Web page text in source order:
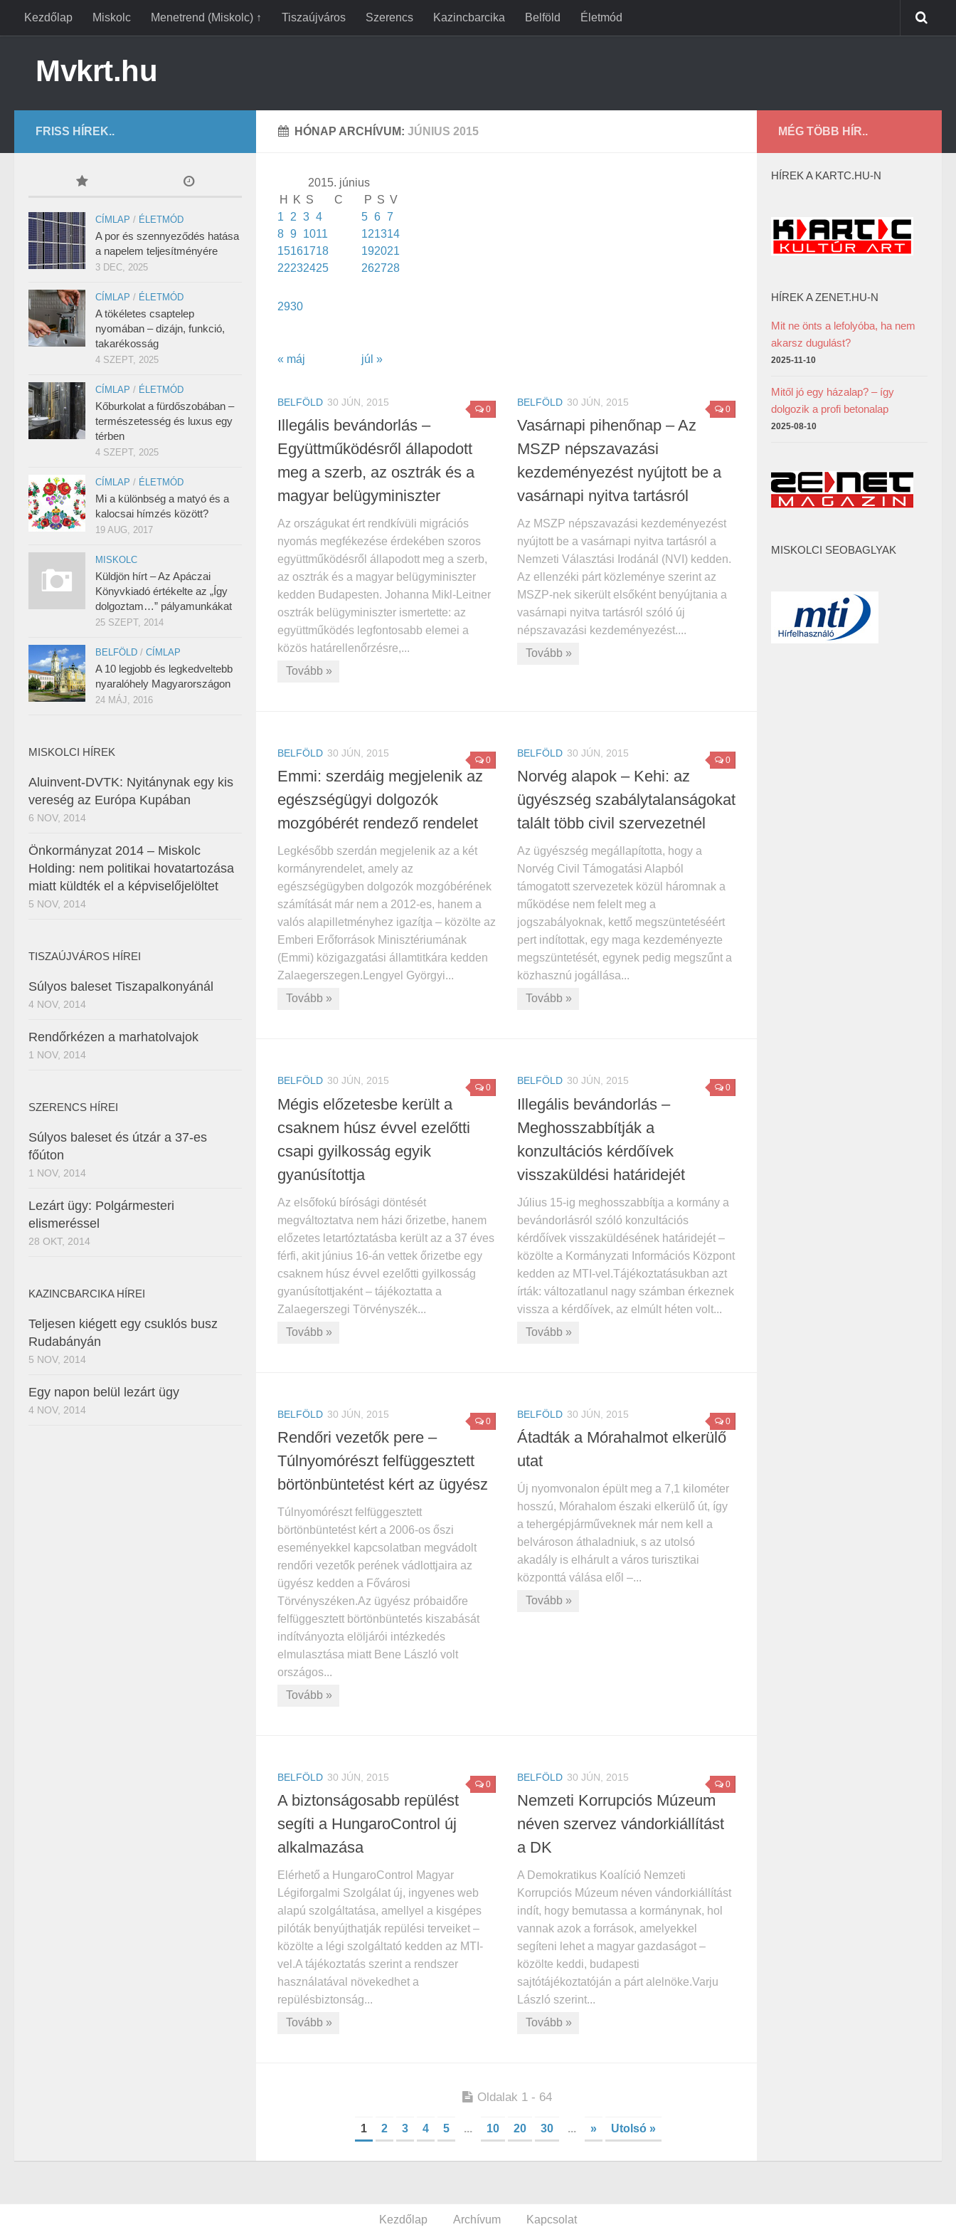
Kezdőlap Miskolc Menetrend (Miskolc) ↑ Tiszaújváros Szerencs Kazincbarcika Belföld Életmód
Mvkrt.hu
HÓNAP ARCHÍVUM: JÚNIUS 2015
2015. június
H
K S C P S V
« máj júl »
1 2 3 4 5 6 7
8 9 1011 121314
15161718 192021
22232425 262728
2930
0
BELFÖLD 30 JÚN, 2015
Illegális bevándorlás –
Együttműködésről állapodott
meg a szerb, az osztrák és a
magyar belügyminiszter
Az országukat ért rendkívüli migrációs
nyomás megfékezése érdekében szoros
együttműködésről állapodott meg a szerb,
az osztrák és a magyar belügyminiszter
kedden Budapesten. Johanna Mikl-Leitner
osztrák belügyminiszter ismertette: az
együttműködés legfontosabb elemei a
közös határellenőrzésre,...
Tovább »
0
BELFÖLD 30 JÚN, 2015
Vasárnapi pihenőnap – Az
MSZP népszavazási
kezdeményezést nyújtott be a
vasárnapi nyitva tartásról
Az MSZP népszavazási kezdeményezést
nyújtott be a vasárnapi nyitva tartásról a
Nemzeti Választási Irodánál (NVI) kedden.
Az ellenzéki párt közleménye szerint az
MSZP-nek sikerült elsőként benyújtania a
vasárnapi nyitva tartásról szóló új
népszavazási kezdeményezést....
Tovább »
0
BELFÖLD 30 JÚN, 2015
Emmi: szerdáig megjelenik az
egészségügyi dolgozók
mozgóbérét rendező rendelet
Legkésőbb szerdán megjelenik az a két
kormányrendelet, amely az
egészségügyben dolgozók mozgóbérének
számítását már nem a 2012-es, hanem a
valós alapilletményhez igazítja – közölte az
Emberi Erőforrások Minisztériumának
(Emmi) közigazgatási államtitkára kedden
Zalaegerszegen.Lengyel Györgyi...
Tovább »
0
BELFÖLD 30 JÚN, 2015
Norvég alapok – Kehi: az
ügyészség szabálytalanságokat
talált több civil szervezetnél
Az ügyészség megállapította, hogy a
Norvég Civil Támogatási Alapból
támogatott szervezetek közül háromnak a
működése nem felelt meg a
jogszabályoknak, kettő megszüntetéséért
pert indítottak, egy maga kezdeményezte
megszüntetését, egynek pedig megszűnt a
közhasznú jogállása...
Tovább »
0
BELFÖLD 30 JÚN, 2015
Mégis előzetesbe került a
csaknem húsz évvel ezelőtti
csapi gyilkosság egyik
gyanúsítottja
Az elsőfokú bírósági döntését
megváltoztatva nem házi őrizetbe, hanem
előzetes letartóztatásba került az a 37 éves
férfi, akit június 16-án vettek őrizetbe egy
csaknem húsz évvel ezelőtti gyilkosság
gyanúsítottjaként – tájékoztatta a
Zalaegerszegi Törvényszék...
Tovább »
0
BELFÖLD 30 JÚN, 2015
Illegális bevándorlás –
Meghosszabbítják a
konzultációs kérdőívek
visszaküldési határidejét
Július 15-ig meghosszabbítja a kormány a
bevándorlásról szóló konzultációs
kérdőívek visszaküldésének határidejét –
közölte a Kormányzati Információs Központ
kedden az MTI-vel.Tájékoztatásukban azt
írták: változatlanul nagy számban érkeznek
vissza a kérdőívek, az elmúlt héten volt...
Tovább »
0
BELFÖLD 30 JÚN, 2015
Rendőri vezetők pere –
Túlnyomórészt felfüggesztett
börtönbüntetést kért az ügyész
Túlnyomórészt felfüggesztett
börtönbüntetést kért a 2006-os őszi
eseményekkel kapcsolatban megvádolt
rendőri vezetők perének vádlottjaira az
ügyész kedden a Fővárosi
Törvényszéken.Az ügyész próbaidőre
felfüggesztett börtönbüntetés kiszabását
indítványozta elöljárói intézkedés
elmulasztása miatt Bene László volt
országos...
Tovább »
0
BELFÖLD 30 JÚN, 2015
Átadták a Mórahalmot elkerülő
utat
Új nyomvonalon épült meg a 7,1 kilométer
hosszú, Mórahalom északi elkerülő út, így
a tehergépjárműveknek már nem kell a
belvároson áthaladniuk, s az utolsó
akadály is elhárult a város turisztikai
központtá válása elől –...
Tovább »
0
BELFÖLD 30 JÚN, 2015
A biztonságosabb repülést
segíti a HungaroControl új
alkalmazása
Elérhető a HungaroControl Magyar
Légiforgalmi Szolgálat új, ingyenes web
alapú szolgáltatása, amellyel a kisgépes
pilóták benyújthatják repülési terveiket –
közölte a légi szolgáltató kedden az MTI-
vel.A tájékoztatás szerint a rendszer
használatával növekedhet a
repülésbiztonság...
Tovább »
0
BELFÖLD 30 JÚN, 2015
Nemzeti Korrupciós Múzeum
néven szervez vándorkiállítást
a DK
A Demokratikus Koalíció Nemzeti
Korrupciós Múzeum néven vándorkiállítást
indít, hogy bemutassa a kormánynak, hol
vannak azok a források, amelyekkel
segíteni lehet a magyar gazdaságot –
közölte keddi, budapesti
sajtótájékoztatóján a párt alelnöke.Varju
László szerint...
Tovább »
Oldalak 1 - 64
1 2 3 4 5 ... 10 20 30 ... » Utolsó »
FRISS HÍREK..
CÍMLAP / ÉLETMÓD
A por és szennyeződés hatása
a napelem teljesítményére
3 DEC, 2025
CÍMLAP / ÉLETMÓD
A tökéletes csaptelep
nyomában – dizájn, funkció,
takarékosság
4 SZEPT, 2025
CÍMLAP / ÉLETMÓD
Kőburkolat a fürdőszobában –
természetesség és luxus egy
térben
4 SZEPT, 2025
CÍMLAP / ÉLETMÓD
Mi a különbség a matyó és a
kalocsai hímzés között?
19 AUG, 2017
MISKOLC
Küldjön hírt – Az Apáczai
Könyvkiadó értékelte az „Így
dolgoztam…” pályamunkákat
25 SZEPT, 2014
BELFÖLD / CÍMLAP
A 10 legjobb és legkedveltebb
nyaralóhely Magyarországon
24 MÁJ, 2016
MISKOLCI HÍREK
Aluinvent-DVTK: Nyitánynak egy kis
vereség az Európa Kupában
6 NOV, 2014
Önkormányzat 2014 – Miskolc
Holding: nem politikai hovatartozása
miatt küldték el a képviselőjelöltet
5 NOV, 2014
TISZAÚJVÁROS HÍREI
Súlyos baleset Tiszapalkonyánál
4 NOV, 2014
Rendőrkézen a marhatolvajok
1 NOV, 2014
SZERENCS HÍREI
Súlyos baleset és útzár a 37-es
főúton
1 NOV, 2014
Lezárt ügy: Polgármesteri
elismeréssel
28 OKT, 2014
KAZINCBARCIKA HÍREI
Teljesen kiégett egy csuklós busz
Rudabányán
5 NOV, 2014
Egy napon belül lezárt ügy
4 NOV, 2014
MÉG TÖBB HÍR..
HÍREK A KARTC.HU-N
HÍREK A ZENET.HU-N
Mit ne önts a lefolyóba, ha nem
akarsz dugulást?
2025-11-10
Mitől jó egy házalap? – így
dolgozik a profi betonalap
2025-08-10
MISKOLCI SEOBAGLYAK
Kezdőlap Archívum Kapcsolat